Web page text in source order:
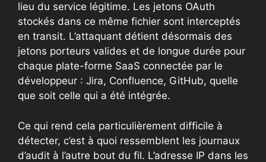
lieu du service légitime. Les jetons OAuth
stockés dans ce même fichier sont interceptés
en transit. L’attaquant détient désormais des
jetons porteurs valides et de longue durée pour
chaque plate-forme SaaS connectée par le
développeur : Jira, Confluence, GitHub, quelle
que soit celle qui a été intégrée.
Ce qui rend cela particulièrement difficile à
détecter, c’est à quoi ressemblent les journaux
d’audit à l’autre bout du fil. L’adresse IP dans les